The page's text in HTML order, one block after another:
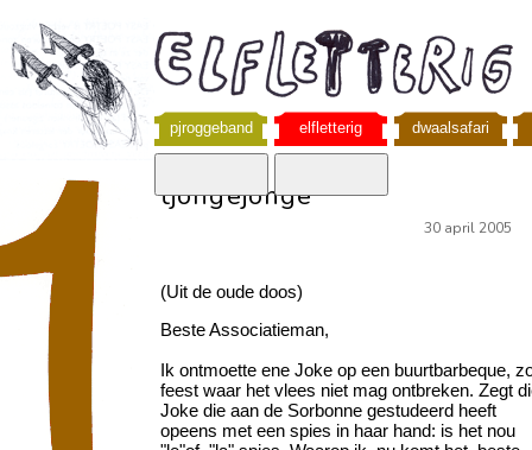
pjroggeband elfletterig dwaalsafari
tjongejonge
30 april 2005
(Uit de oude doos)
Beste Associatieman,
Ik ontmoette ene Joke op een buurtbarbeque,
feest waar het vlees niet mag ontbreken. Zegt
Joke die aan de Sorbonne gestudeerd heeft
opeens met een spies in haar hand: is het nou